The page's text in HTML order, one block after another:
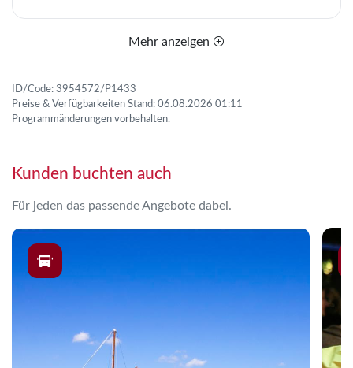
Mehr anzeigen
ID/Code: 3954572/P1433
Preise & Verfügbarkeiten Stand: 06.08.2026 01:11
Programmänderungen vorbehalten.
Kunden buchten auch
Für jeden das passende Angebote dabei.